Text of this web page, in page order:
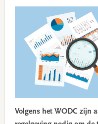
Volgens het WODC zijn